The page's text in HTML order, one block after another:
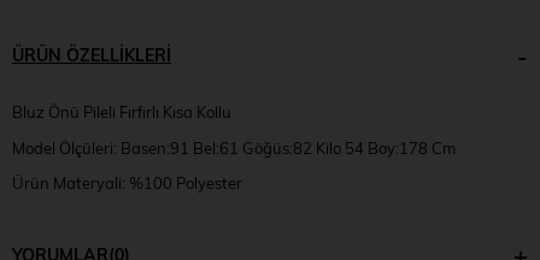
ÜRÜN ÖZELLIKLERI
Bluz Önü Pileli Fırfırlı Kısa Kollu
Model Ölçüleri: Basen:91 Bel:61 Göğüs:82 Kilo 54 Boy:178 Cm
Ürün Materyali: %100 Polyester
YORUMLAR(0)